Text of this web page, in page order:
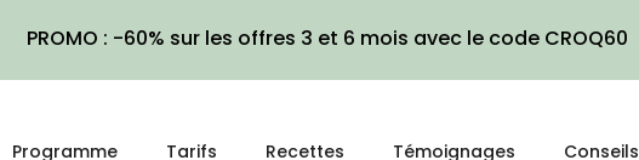
PROMO : -60% sur les offres 3 et 6 mois avec le code CROQ60
Programme Tarifs Recettes Témoignages Conseils